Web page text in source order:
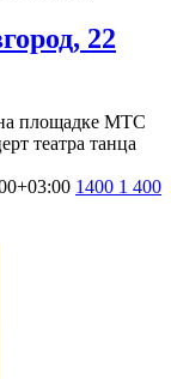
22
площадке МТС
театра танца
1400 1 400